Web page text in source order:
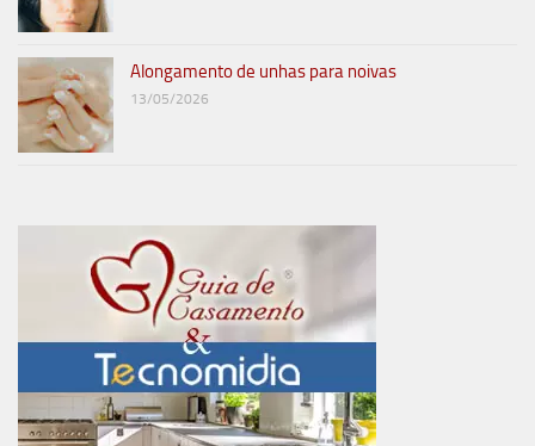
Alongamento de unhas para noivas
13/05/2026